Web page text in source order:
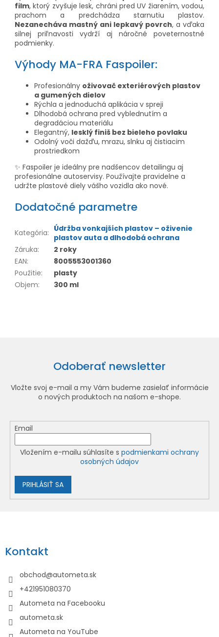
film, ktorý zvyšuje lesk, chráni pred UV žiarením, vodou,
prachom a predchádza starnutiu plastov.
Nezanecháva mastný ani lepkavý povrch, a vďaka
silnej priľnavosti vydrží aj náročné poveternostné
podmienky.
Výhody MA-FRA Faspoiler:
Profesionálny oživovač exteriérových plastov
a gumených dielov
Rýchla a jednoduchá aplikácia v spreji
Dlhodobá ochrana pred vyblednutím a
degradáciou materiálu
Elegantný, lesklý finiš bez bieleho povlaku
Odolný voči dažďu, mrazu, slnku aj čistiacim
prostriedkom
✨ Faspoiler je ideálny pre nadšencov detailingu aj
profesionálne autoservisy. Používajte pravidelne a
udržte plastové diely vášho vozidla ako nové.
Dodatočné parametre
Kategória: Údržba vonkajších plastov – oživenie
plastov auta a dlhodobá ochrana
Záruka:
2 roky
EAN:
8005553001360
Použitie:
plasty
Objem: 300 ml
Odoberať newsletter
Vložte svoj e-mail a my Vám budeme zasielať informácie
o nových produktoch na našom e-shope.
Email
Vložením e-mailu súhlasíte s podmienkami ochrany
osobných údajov
PRIHLÁSIŤ SA
p
äKontakt
obchod@autometa.sk
+421951080370
Autometa na Facebooku
autometa.sk
Autometa na YouTube